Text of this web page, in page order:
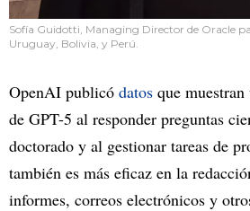
Sofía Guidotti, Managing Director de Oracle
Uruguay, Bolivia, y Perú.
OpenAI publicó datos que
de GPT-5 al responder preguntas
doctorado y al gestionar tareas de
también es más eficaz en la
informes, correos electrónicos y